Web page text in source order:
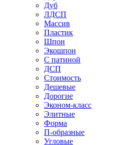
Дуб
ЛДСП
Массив
Пластик
Шпон
Экошпон
С патиной
ДСП
Стоимость
Дешевые
Дорогие
Эконом-класс
Элитные
Форма
П-образные
Угловые